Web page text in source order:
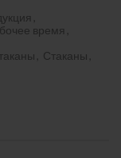
время
Стаканы